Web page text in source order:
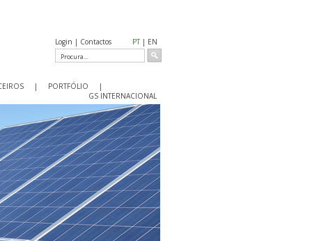
Login | Contactos PT| EN
| PORTFÓLIO
|
GS INTERNACIONAL